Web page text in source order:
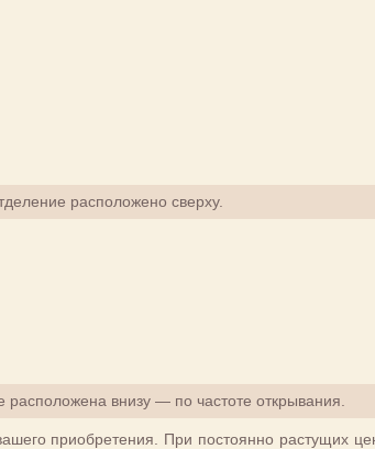
расположено сверху.
внизу — по частоте открывания.
приобретения. При постоянно растущих